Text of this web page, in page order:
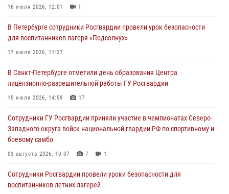
06 августа 2026, 11:36
Сотрудники и военнослужащие Росгвардии обеспечили
правопорядок при проведении матча "Зенит" - "Балтика"
06 августа 2026, 07:30
В Выборгском районе наряд Росгвардии обнаружил
разыскиваемый преступный автотранспорт
05 августа 2026, 12:25 2
Петербургские росгвардейцы обнаружили объявленный в розыск
автомобиль, ранее использовавшийся при совершении кражи в
Ленобласти
04 августа 2026, 14:05
16 июля 2026, 12:01 1
В Петербурге сотрудники Росгвардии провели урок безопасности
для воспитанников лагеря «Подсолнух»
17 июля 2026, 11:27
В Санкт-Петербурге отметили день образования Центра
лицензионно-разрешительной работы ГУ Росгвардии
15 июля 2026, 14:59 17
Сотрудники ГУ Росгвардии приняли участие в чемпионатах Северо-
Западного округа войск национальной гвардии РФ по спортивному и
боевому самбо
03 августа 2026, 10:07 7 1
Сотрудники Росгвардии провели уроки безопасности для
воспитанников летних лагерей